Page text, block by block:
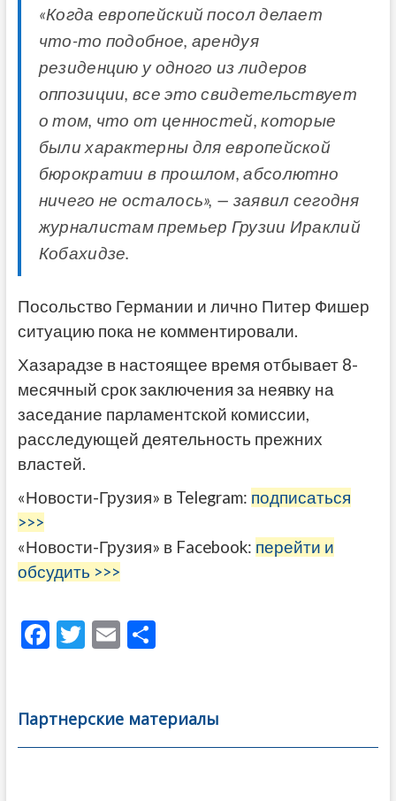
«Когда европейский посол делает
что-то подобное, арендуя
резиденцию у одного из лидеров
оппозиции, все это свидетельствует
о том, что от ценностей, которые
были характерны для европейской
бюрократии в прошлом, абсолютно
ничего не осталось», — заявил сегодня
журналистам премьер Грузии Ираклий
Кобахидзе.
Посольство Германии и лично Питер Фишер
ситуацию пока не комментировали.
Хазарадзе в настоящее время отбывает 8-
месячный срок заключения за неявку на
заседание парламентской комиссии,
расследующей деятельность прежних
властей.
«Новости-Грузия» в Telegram: подписаться
>>>
«Новости-Грузия» в Facebook: перейти и
обсудить >>>
F
b
o
T
er
E
l
О
а
в
Партнерские материалы